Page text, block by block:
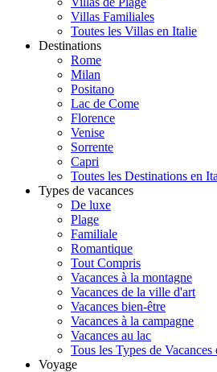
Villas Familiales
Toutes les Villas en Italie
Destinations
Rome
Milan
Positano
Lac de Come
Florence
Venise
Sorrente
Capri
Toutes les Destinations en
Types de vacances
De luxe
Plage
Familiale
Romantique
Tout Compris
Vacances à la montagne
Vacances de la ville d'art
Vacances bien-être
Vacances à la campagne
Vacances au lac
Tous les Types de Vacances
Voyage